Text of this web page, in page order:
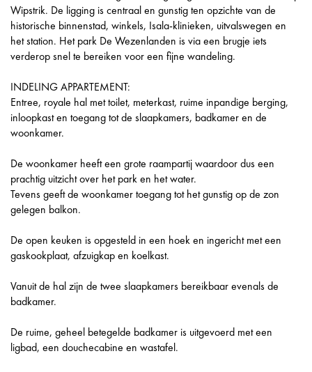
Wipstrik. De ligging is centraal en gunstig ten opzichte van de
historische binnenstad, winkels, Isala-klinieken, uitvalswegen en
het station. Het park De Wezenlanden is via een brugje iets
verderop snel te bereiken voor een fijne wandeling.
INDELING APPARTEMENT:
Entree, royale hal met toilet, meterkast, ruime inpandige berging,
inloopkast en toegang tot de slaapkamers, badkamer en de
woonkamer.
De woonkamer heeft een grote raampartij waardoor dus een
prachtig uitzicht over het park en het water.
Tevens geeft de woonkamer toegang tot het gunstig op de zon
gelegen balkon.
De open keuken is opgesteld in een hoek en ingericht met een
gaskookplaat, afzuigkap en koelkast.
Vanuit de hal zijn de twee slaapkamers bereikbaar evenals de
badkamer.
De ruime, geheel betegelde badkamer is uitgevoerd met een
ligbad, een douchecabine en wastafel.